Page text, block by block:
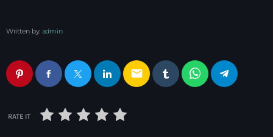
Written by: admin
email
RATE IT